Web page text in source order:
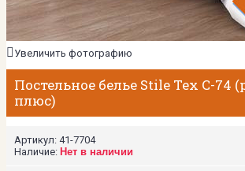
Увеличить фотографию
Постельное белье Stile Tex C-74
плюс)
Артикул: 41-7704
Наличие: Нет в наличии